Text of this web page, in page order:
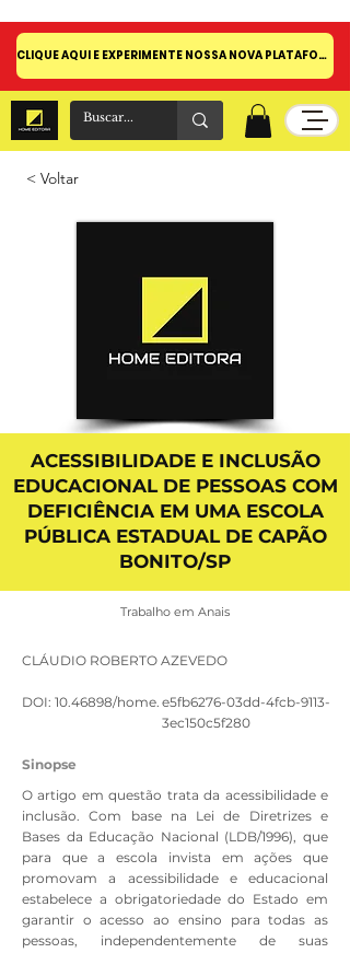
CLIQUE AQUI E EXPERIMENTE NOSSA NOVA PLATAFORMA!
< Voltar
ACESSIBILIDADE E INCLUSÃO
EDUCACIONAL DE PESSOAS COM
DEFICIÊNCIA EM UMA ESCOLA
PÚBLICA ESTADUAL DE CAPÃO
BONITO/SP
Trabalho em Anais
CLÁUDIO ROBERTO AZEVEDO
DOI: 10.46898/home. e5fb6276-03dd-4fcb-9113-
3ec150c5f280
Sinopse
O artigo em questão trata da acessibilidade e
inclusão. Com base na Lei de Diretrizes e
Bases da Educação Nacional (LDB/1996), que
para que a escola invista em ações que
promovam a acessibilidade e educacional
estabelece a obrigatoriedade do Estado em
garantir o acesso ao ensino para todas as
pessoas, independentemente de suas